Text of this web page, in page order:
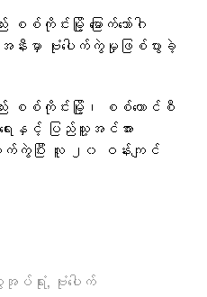
င်းမြို့ မြောက်ဘော်ဂါ
းမှာ ဗုံးပေါက်ကွဲမှုဖြစ်ပွားခဲ့
စ်ကိုင်းမြို့၊ စစ်ကောင်စီ
းနှင့် ပြည်သူ့အင်အား
က်ကွဲပြီး လူ ၂၀ ဝန်းကျင်
အုပ်ရုံး, ဗုံးပေါက်